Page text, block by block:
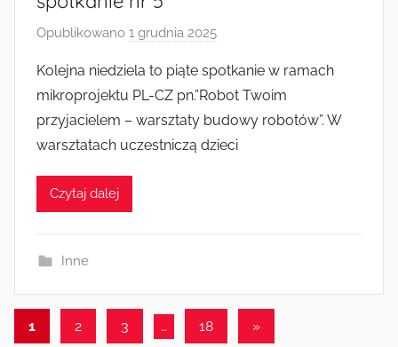
Opublikowano 1 grudnia 2025
z
e
z
a
Kolejna niedziela to piąte spotkanie w ramach
mikroprojektu PL-CZ pn.”Robot Twoim
przyjacielem – warsztaty budowy robotów”. W
warsztatach uczestniczą dzieci
Czytaj dalej
Inne
Stronicowanie
1 2 3 … 18
Następne
»